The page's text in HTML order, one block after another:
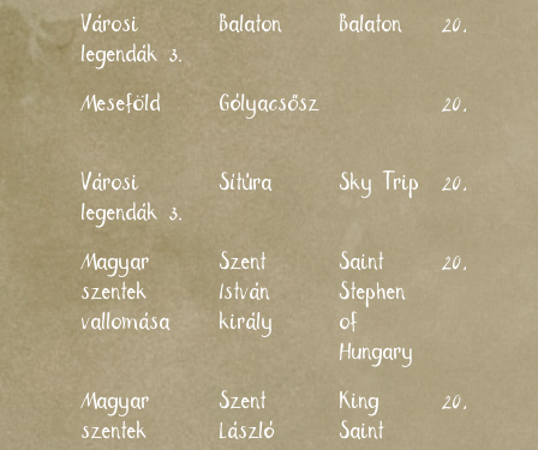
Városi
legendák 3.
Balaton Balaton 2022
Meseföld Gólyacsősz 2022
Városi
legendák 3.
Sítúra Sky Trip 2022
Magyar
szentek
vallomása
Szent
István
király
Saint
Stephen
of
Hungary
2022
Magyar
szentek
Szent
László
King
Saint
2022